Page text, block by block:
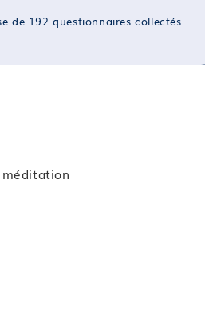
de 192 questionnaires collectés